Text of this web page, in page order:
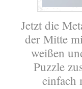
Jetzt die
der Mitte
weißen
Puzzle
einfach